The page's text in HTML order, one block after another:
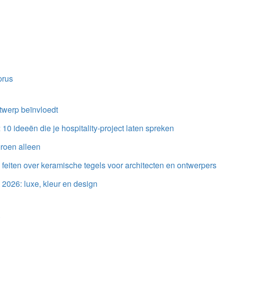
beïnvloedt
10 ideeën die je hospitality-project laten spreken
alleen
over keramische tegels voor architecten en ontwerpers
luxe, kleur en design